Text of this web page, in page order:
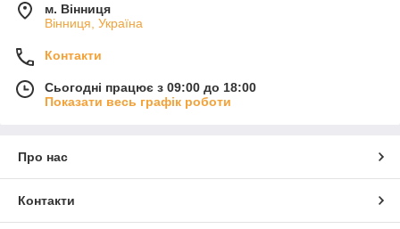
м. Вінниця
Вінниця, Україна
Контакти
Сьогодні працює з 09:00 до 18:00
Показати весь графік роботи
Про нас
Контакти